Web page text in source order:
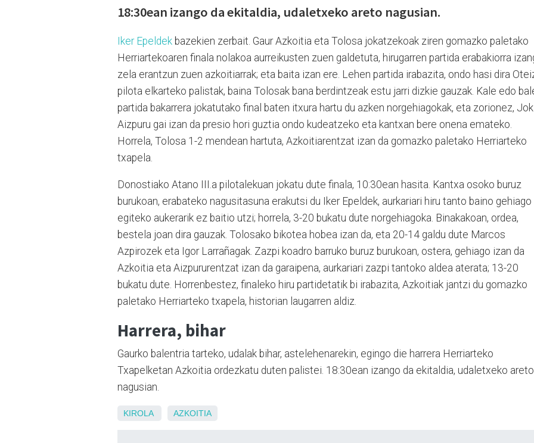
18:30ean izango da ekitaldia, udaletxeko areto nagusian.
Iker Epeldek bazekien zerbait. Gaur Azkoitia eta Tolosa jokatzekoak ziren gomazko paletako
Herriartekoaren finala nolakoa aurreikusten zuen galdetuta, hirugarren partida erabakiorra
zela erantzun zuen azkoitiarrak; eta baita izan ere. Lehen partida irabazita, ondo hasi dira
pilota elkarteko palistak, baina Tolosak bana berdintzeak estu jarri dizkie gauzak. Kale edo
partida bakarrera jokatutako final baten itxura hartu du azken norgehiagokak, eta zorionez,
Aizpuru gai izan da presio hori guztia ondo kudeatzeko eta kantxan bere onena emateko.
Horrela, Tolosa 1-2 mendean hartuta, Azkoitiarentzat izan da gomazko paletako Herriarteko
txapela.
Donostiako Atano III.a pilotalekuan jokatu dute finala, 10:30ean hasita. Kantxa osoko buruz
burukoan, erabateko nagusitasuna erakutsi du Iker Epeldek, aurkariari hiru tanto baino gehiago
egiteko aukerarik ez baitio utzi; horrela, 3-20 bukatu dute norgehiagoka. Binakakoan, ordea,
bestela joan dira gauzak. Tolosako bikotea hobea izan da, eta 20-14 galdu dute Marcos
Azpirozek eta Igor Larrañagak. Zazpi koadro barruko buruz burukoan, ostera, gehiago izan da
Azkoitia eta Aizpururentzat izan da garaipena, aurkariari zazpi tantoko aldea aterata; 13-20
bukatu dute. Horrenbestez, finaleko hiru partidetatik bi irabazita, Azkoitiak jantzi du gomazko
paletako Herriarteko txapela, historian laugarren aldiz.
Harrera, bihar
Gaurko balentria tarteko, udalak bihar, astelehenarekin, egingo die harrera Herriarteko
Txapelketan Azkoitia ordezkatu duten palistei. 18:30ean izango da ekitaldia, udaletxeko areto
nagusian.
KIROLA AZKOITIA